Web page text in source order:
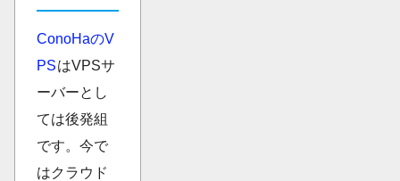
ConoHaのV
PSはVPSサ
ーバーとし
ては後発組
です。今で
はクラウド